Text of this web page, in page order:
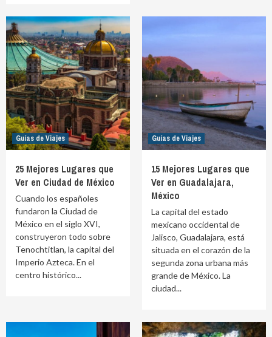
Guías de Viajes
25 Mejores Lugares que
Ver en Ciudad de México
Cuando los españoles
fundaron la Ciudad de
México en el siglo XVI,
construyeron todo sobre
Tenochtitlan, la capital del
Imperio Azteca. En el
centro histórico...
Guías de Viajes
15 Mejores Lugares que
Ver en Guadalajara,
México
La capital del estado
mexicano occidental de
Jalisco, Guadalajara, está
situada en el corazón de la
segunda zona urbana más
grande de México. La
ciudad...